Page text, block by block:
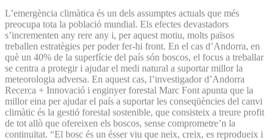
L’emergència climàtica és un dels assumptes actuals que més
preocupa tota la població mundial. Els efectes devastadors
s’incrementen any rere any i, per aquest motiu, molts països
treballen estratègies per poder fer-hi front. En el cas d’Andorra, en
què un 40% de la superfície del país són boscos, el focus a treballar
se centra a protegir i ajudar el medi natural a suportar millor la
meteorologia adversa. En aquest cas, l’investigador d’Andorra
Recerca + Innovació i enginyer forestal Marc Font apunta que la
millor eina per ajudar el país a suportar les conseqüències del canvi
climàtic és la gestió forestal sostenible, que consisteix a treure profit
de tot allò que ofereixen els boscos, sense comprometre’n la
continuïtat. “El bosc és un ésser viu que neix, creix, es reprodueix i